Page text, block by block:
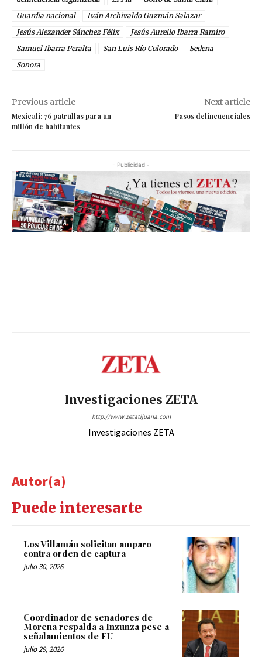
Guardia nacional
Iván Archivaldo Guzmán Salazar
Jesús Alexander Sánchez Félix
Jesús Aurelio Ibarra Ramiro
Samuel Ibarra Peralta
San Luis Río Colorado
Sedena
Sonora
Previous article
Mexicali: 76 patrullas para un
millón de habitantes
Next article
Pasos delincuenciales
- Publicidad -
Investigaciones ZETA
http://www.zetatijuana.com
Investigaciones ZETA
Autor(a)
Puede interesarte
Los Villamán solicitan amparo
contra orden de captura
julio 30, 2026
Coordinador de senadores de
Morena respalda a Inzunza pese a
señalamientos de EU
julio 29, 2026